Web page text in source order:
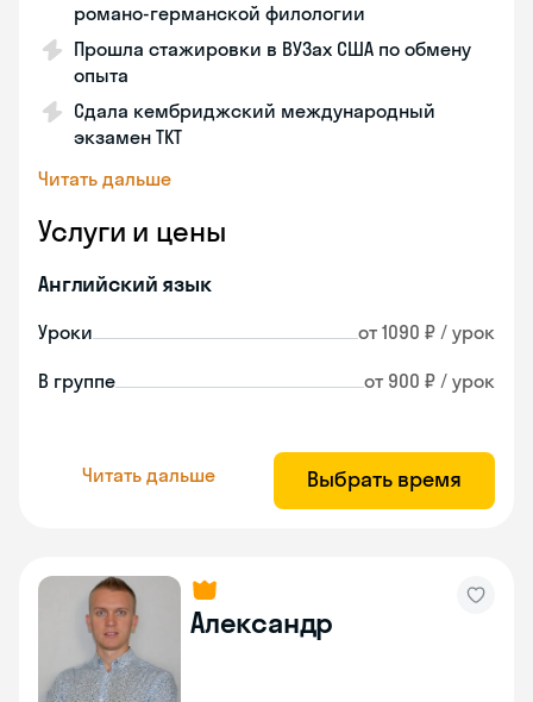
романо-германской филологии
Прошла стажировки в ВУЗах США по обмену
опыта
Сдала кембриджский международный
экзамен TKT
Читать дальше
Услуги и цены
Английский язык
Уроки от 1090 ₽ / урок
В группе от 900 ₽ / урок
Читать дальше Выбрать время
Александр